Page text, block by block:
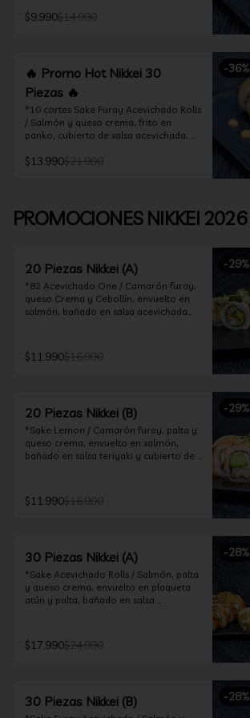
$9.990$14.990
-36%
🔥 Promo Hot Nikkei 30
Piezas 🔥
*10 cortes Sake Furay Acevichado Rolls
/ Salmón y queso crema, frito en
panko, cubierto de salsa acevichada,
*10 cortes Maguro Acevichado Rolls /
acevichado
$13.990$21.990
PROMOCIONES NIKKEI 2026
-29%
20 Piezas Nikkei (A)
*82 Acevichado One / Camarón furay,
queso Crema y Cebollín, envuelto en
salmón, bañado en salsa acevichada
y cebollin, frito en panko cubierto de
ceviche hot.
$11.990$16.990
-29%
20 Piezas Nikkei (B)
*Sake Lemon / Camarón furay, palta y
queso crema, envuelto en salmón,
bañado en salsa teriyaki y cubierto de
*Shrimp Fire Rolls /Palta y camarón
furay, envuelto en queso crema
*Incluye 2 palitos, 2 soya 30ml, 1 salsa
teriyaki 30ml
$11.990$16.990
-28%
30 Piezas Nikkei (A)
*Sake Acevichado Rolls / Salmón, palta
y queso crema, envuelto en plaqueta
atún y palta, bañado en salsa
*Shrimp Fire Rolls / Palta y camarón
furay, envuelto en queso crema
*Almond Furay / Pollo teriyaki, queso
crema y almendras tostadas, frito en
$17.990$24.990
-28%
30 Piezas Nikkei (B)